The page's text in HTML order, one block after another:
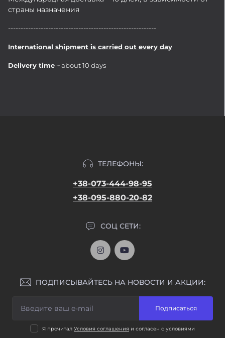
страны назначения
-----------------------------------------------------------
International shipment is carried out every day
Delivery time ~ about 10 days
ТЕЛЕФОНЫ:
+38-073-444-98-95
+38-095-880-20-82
СОЦ СЕТИ:
ПОДПИСЫВАЙТЕСЬ НА НОВОСТИ И АКЦИИ:
Подписаться
Я прочитал Условия соглашения и согласен с условиями